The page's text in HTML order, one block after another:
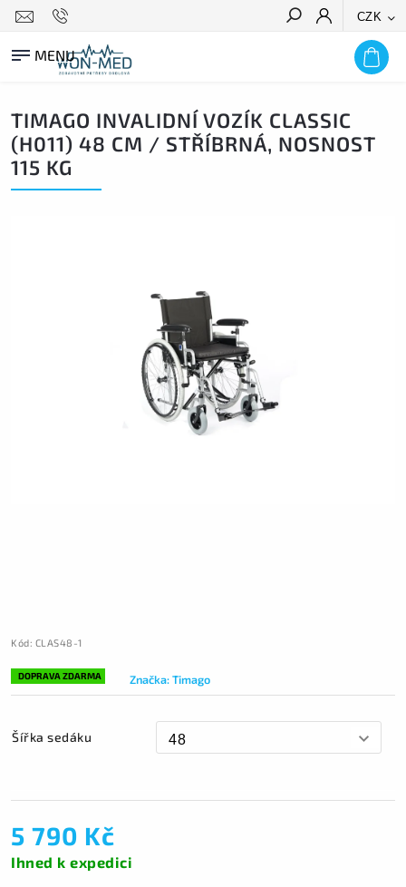
CZK
HLEDAT
TIMAGO INVALIDNÍ VOZÍK CLASSIC
(H011) 48 CM / STŘÍBRNÁ, NOSNOST
115 KG
Kód: CLAS48-1
DOPRAVA ZDARMA Značka:Timago
Šířka sedáku
5 790 Kč
Ihned k expedici